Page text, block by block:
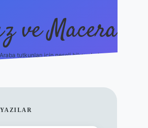
ve Macera
Araba tutkunları için neşeli hikayeler!
tulipbet.online